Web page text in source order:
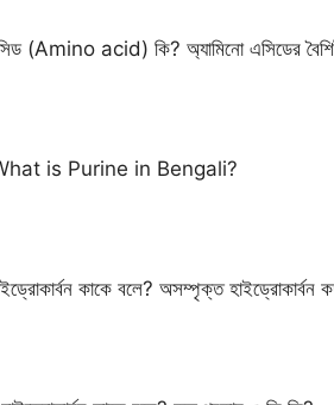
(Amino acid) কি? অ্যামিনো এসিডের
What is Purine in Bengali?
কাকে বলে? অসম্পৃক্ত হাইড্রোকার্বন